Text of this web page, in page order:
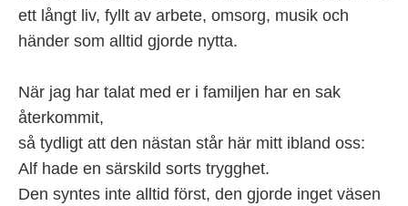
ett långt liv, fyllt av arbete, omsorg, musik och
händer som alltid gjorde nytta.
När jag har talat med er i familjen har en sak
återkommit,
så tydligt att den nästan står här mitt ibland oss:
Alf hade en särskild sorts trygghet.
Den syntes inte alltid först, den gjorde inget väsen